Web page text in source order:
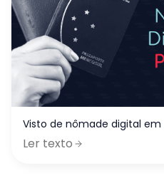
Visto de nômade digital em
Ler texto